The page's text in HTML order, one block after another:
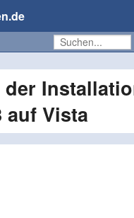
auf Vista